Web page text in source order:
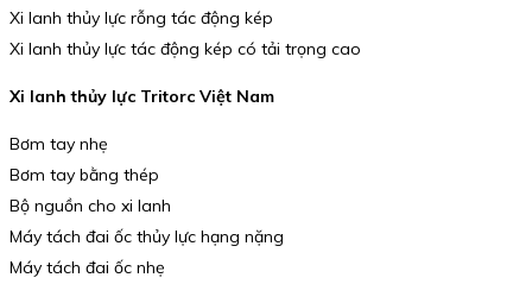
Xi lanh thủy lực rỗng tác động kép
Xi lanh thủy lực tác động kép có tải trọng cao
Xi lanh thủy lực Tritorc Việt Nam
Bơm tay nhẹ
Bơm tay bằng thép
Bộ nguồn cho xi lanh
Máy tách đai ốc thủy lực hạng nặng
Máy tách đai ốc nhẹ